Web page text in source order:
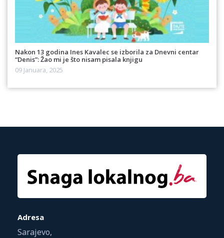
Nakon 13 godina Ines Kavalec se izborila za Dnevni centar
“Denis”: Žao mi je što nisam pisala knjigu
09 Januara, 2025
Adresa
Sarajevo,